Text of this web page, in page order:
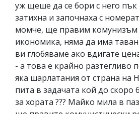
уж щеше да се бори с него
затихна и започнаха с
момче, ще правим комунизъм
икономика, няма да има
ви глобяваме ако вдигате
- а това е крайно разтегливо
яка шарлатания от страна на
пита в задачата кой до скоро
за хората ??? Майко мила в